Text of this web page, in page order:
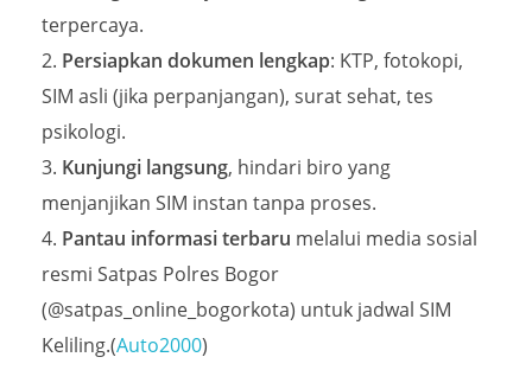
terpercaya.
Persiapkan dokumen lengkap: KTP, fotokopi,
SIM asli (jika perpanjangan), surat sehat, tes
psikologi.
Kunjungi langsung, hindari biro yang
menjanjikan SIM instan tanpa proses.
Pantau informasi terbaru melalui media sosial
resmi Satpas Polres Bogor
(@satpas_online_bogorkota) untuk jadwal SIM
Keliling.(Auto2000)